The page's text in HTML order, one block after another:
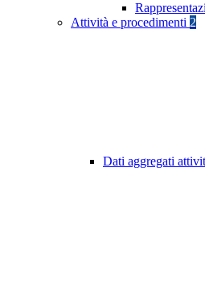
Attività e procedimenti 2
Dati aggregati